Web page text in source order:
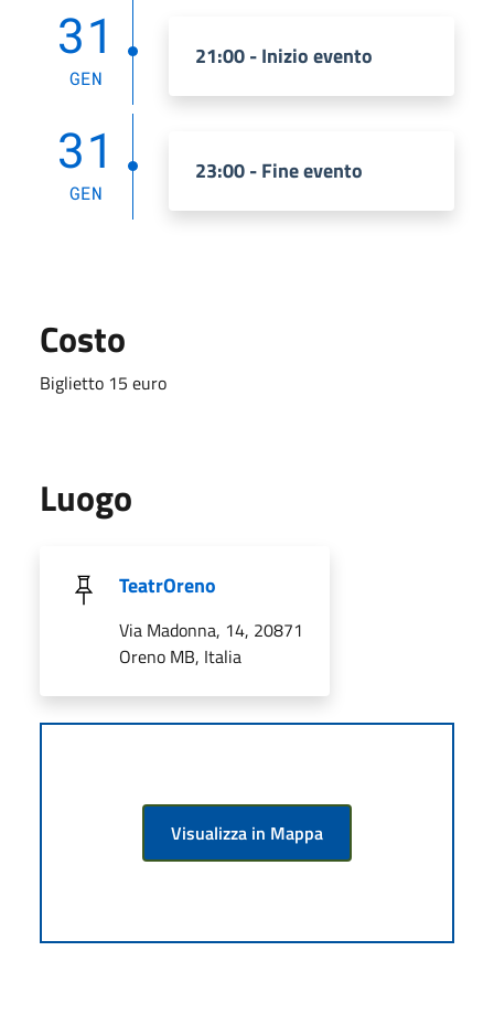
31
GEN
21:00 - Inizio evento
31
GEN
23:00 - Fine evento
Costo
Biglietto 15 euro
Luogo
TeatrOreno
Via Madonna, 14, 20871
Oreno MB, Italia
Visualizza in Mappa